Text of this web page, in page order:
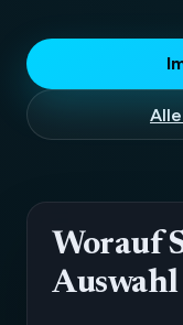
Worauf